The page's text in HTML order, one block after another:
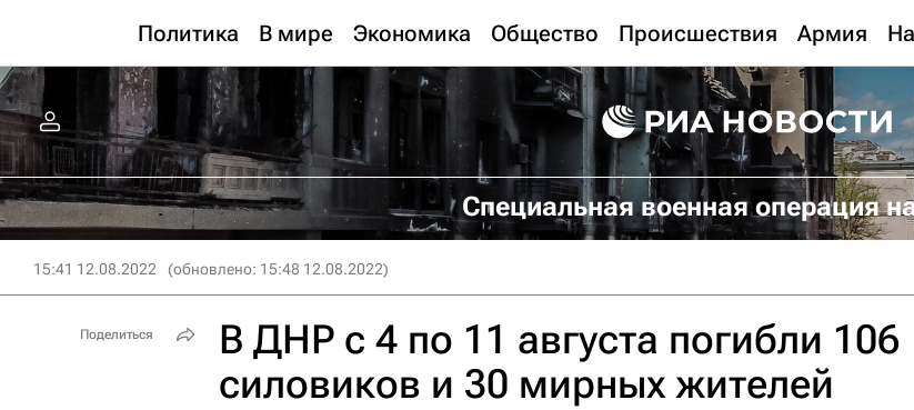
Политика В мире Экономика Общество Происшествия Армия
Специальная военная операция
15:41 12.08.2022 (обновлено: 15:48 12.08.2022)
В ДНР с 4 по 11 августа погибли 106
силовиков и 30 мирных жителей
Поделиться